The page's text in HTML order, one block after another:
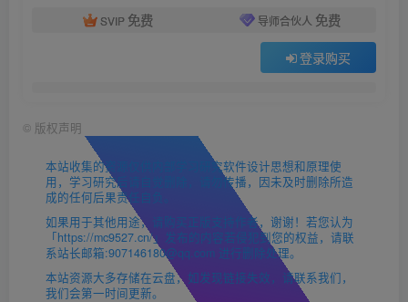
SVIP 免费 导师合伙人 免费
登录购买
© 版权声明
本站收集的资源仅供内部学习研究软件设计思想和原理使
用，学习研究后请自觉删除，请勿传播，因未及时删除所造
成的任何后果责任自负。
如果用于其他用途，请购买正版支持作者，谢谢！若您认为
「https://mc9527.cn/」发布的内容若侵犯到您的权益，请联
系站长邮箱:907146180@qq.com 进行删除处理。
本站资源大多存储在云盘，如发现链接失效，请联系我们，
我们会第一时间更新。